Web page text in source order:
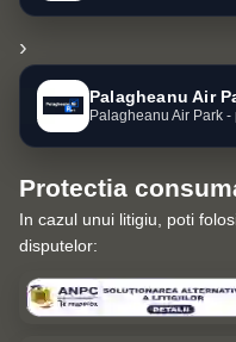
›
Palagheanu Air
Palagheanu Air Park
Protectia
In cazul unui litigiu, poti
disputelor: